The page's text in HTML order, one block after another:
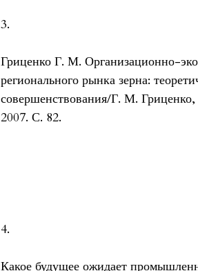
3.
Гриценко Г. М. Организационно-
регионального рынка зерна:
совершенствования/Г. М.
2007. С. 82.
4.
Какое будущее ожидает